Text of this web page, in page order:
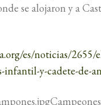
se alojaron y a
es/noticias/2655/
infantil-y-cadete-de-